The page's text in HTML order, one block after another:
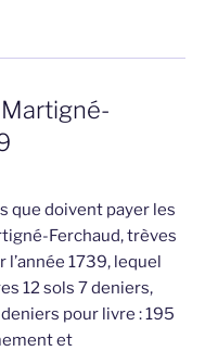
que doivent payer les
Ferchaud, trèves
1739, lequel
12 sols 7 deniers,
pour livre : 195
et